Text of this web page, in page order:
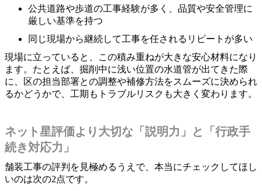
公共道路や歩道の工事経験が多く、品質や安全管理に
厳しい基準を持つ
同じ現場から継続して工事を任されるリピートが多い
現場に立っていると、この積み重ねが大きな安心材料になり
ます。たとえば、掘削中に浅い位置の水道管が出てきた際
に、区の担当部署との調整や補修方法をスムーズに決められ
るかどうかで、工期もトラブルリスクも大きく変わります。
ネット星評価より大切な「説明力」と「行政手
続き対応力」
舗装工事の評判を見極めるうえで、本当にチェックしてほし
いのは次の2点です。